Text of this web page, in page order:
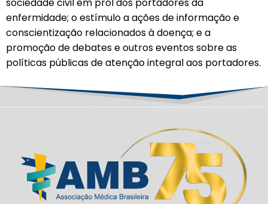
sociedade civil em prol dos portadores da
enfermidade; o estímulo a ações de informação e
conscientização relacionados à doença; e a
promoção de debates e outros eventos sobre as
políticas públicas de atenção integral aos portadores.